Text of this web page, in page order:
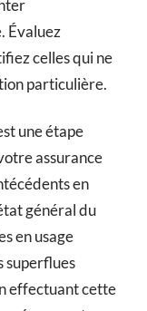
Évaluez
celles qui ne
particulière.
une étape
assurance
en
général du
en usage
superflues
effectuant cette